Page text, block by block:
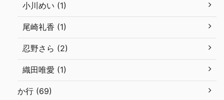
小川めい (1)
尾崎礼香 (1)
忍野さら (2)
織田唯愛 (1)
か行 (69)